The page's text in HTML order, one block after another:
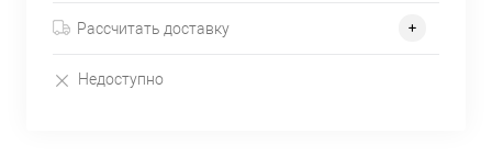
Рассчитать доставку
Недоступно